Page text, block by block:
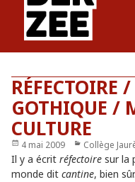
RÉFECTOIRE
GOTHIQUE /
CULTURE
Publié
le
4 mai 2009 Catégories
Collège
Il y a écrit réfectoiresur la
monde dit cantine, bien